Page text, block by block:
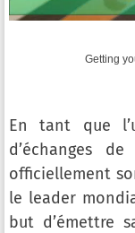
Getting
En tant que
d’échanges
officiellement
le leader
but d’émettre